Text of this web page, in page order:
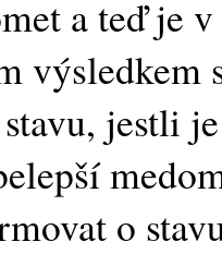
a teď je
výsledkem
jestli
o